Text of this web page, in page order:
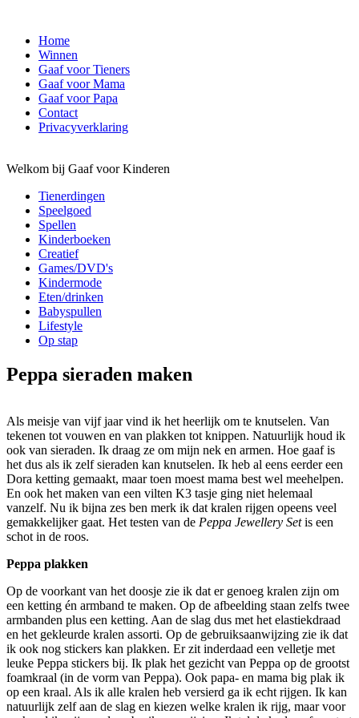
Home
Winnen
Gaaf voor Tieners
Gaaf voor Mama
Gaaf voor Papa
Contact
Privacyverklaring
Welkom bij Gaaf voor Kinderen
Tienerdingen
Speelgoed
Spellen
Kinderboeken
Creatief
Games/DVD's
Kindermode
Eten/drinken
Babyspullen
Lifestyle
Op stap
Peppa sieraden maken
Als meisje van vijf jaar vind ik het heerlijk om te knutselen. Van
tekenen tot vouwen en van plakken tot knippen. Natuurlijk houd ik
ook van sieraden. Ik draag ze om mijn nek en armen. Hoe gaaf is
het dus als ik zelf sieraden kan knutselen. Ik heb al eens eerder een
Dora ketting gemaakt, maar toen moest mama best wel meehelpen.
En ook het maken van een vilten K3 tasje ging niet helemaal
vanzelf. Nu ik bijna zes ben merk ik dat kralen rijgen opeens veel
gemakkelijker gaat. Het testen van de Peppa Jewellery Setis een
schot in de roos.
Peppa plakken
Op de voorkant van het doosje zie ik dat er genoeg kralen zijn om
een ketting én armband te maken. Op de afbeelding staan zelfs twee
armbanden plus een ketting. Aan de slag dus met het elastiekdraad
en het gekleurde kralen assorti. Op de gebruiksaanwijzing zie ik dat
ik ook nog stickers kan plakken. Er zit inderdaad een velletje met
leuke Peppa stickers bij. Ik plak het gezicht van Peppa op de grootst
foamkraal (in de vorm van Peppa). Ook papa- en mama big plak ik
op een kraal. Als ik alle kralen heb versierd ga ik echt rijgen. Ik kan
natuurlijk zelf aan de slag en kiezen welke kralen ik rijg, maar voor